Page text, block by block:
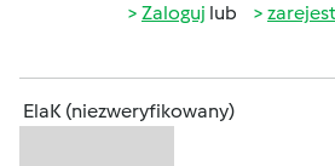
Zaloguj lub
ElaK (niezweryfikowany)